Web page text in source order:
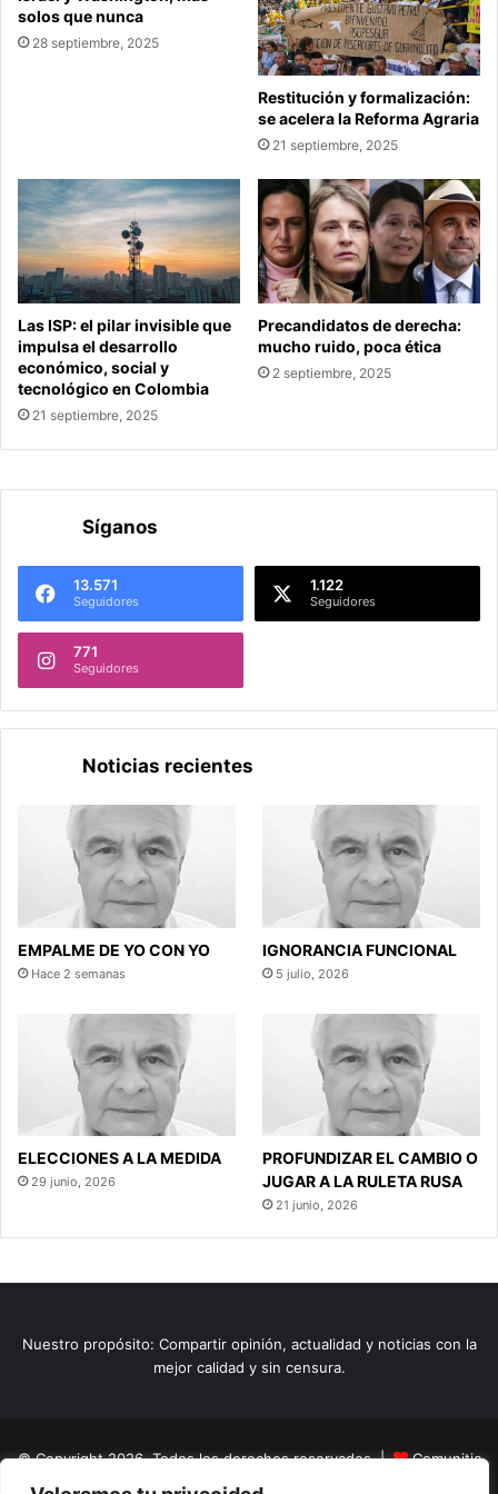
solos que nunca
28 septiembre, 2025
Restitución y formalización:
se acelera la Reforma Agraria
21 septiembre, 2025
Las ISP: el pilar invisible que
impulsa el desarrollo
económico, social y
tecnológico en Colombia
21 septiembre, 2025
Precandidatos de derecha:
mucho ruido, poca ética
2 septiembre, 2025
Síganos
13.571
Seguidores
1.122
Seguidores
771
Seguidores
Noticias recientes
EMPALME DE YO CON YO
Hace 2 semanas
IGNORANCIA FUNCIONAL
5 julio, 2026
ELECCIONES A LA MEDIDA
29 junio, 2026
PROFUNDIZAR EL CAMBIO O
JUGAR A LA RULETA RUSA
21 junio, 2026
Nuestro propósito: Compartir opinión, actualidad y noticias con la
mejor calidad y sin censura.
© Copyright 2026, Todos los derechos reservados |
Comunitic